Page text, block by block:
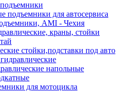
подъемники для автосервиса
АМІ - Чехия
краны, стойки
стойки,подставки под авто
напольные
для мотоцикла